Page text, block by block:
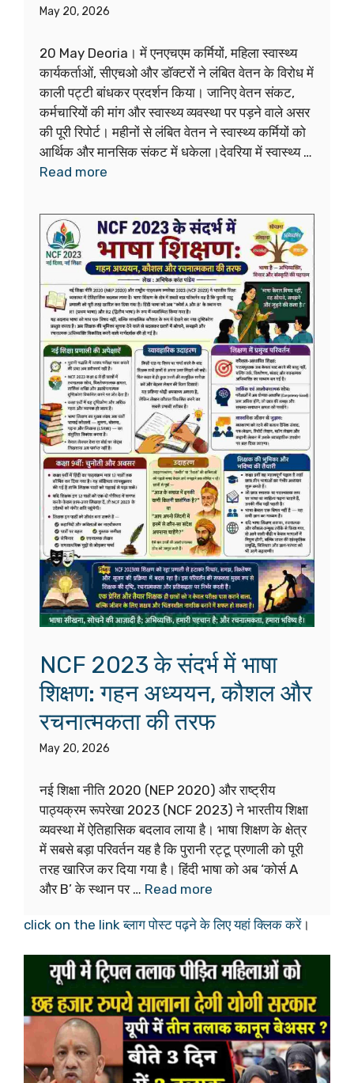
May 20, 2026
20 May Deoria। में एनएचएम कर्मियों, महिला स्वास्थ्य
कार्यकर्ताओं, सीएचओ और डॉक्टरों ने लंबित वेतन के विरोध में
काली पट्टी बांधकर प्रदर्शन किया। जानिए वेतन संकट,
कर्मचारियों की मांग और स्वास्थ्य व्यवस्था पर पड़ने वाले असर
की पूरी रिपोर्ट। महीनों से लंबित वेतन ने स्वास्थ्य कर्मियों को
आर्थिक और मानसिक संकट में धकेला।देवरिया में स्वास्थ्य …
Read more
NCF 2023 के संदर्भ में भाषा
शिक्षण: गहन अध्ययन, कौशल और
रचनात्मकता की तरफ
May 20, 2026
नई शिक्षा नीति 2020 (NEP 2020) और राष्ट्रीय
पाठ्यक्रम रूपरेखा 2023 (NCF 2023) ने भारतीय शिक्षा
व्यवस्था में ऐतिहासिक बदलाव लाया है। भाषा शिक्षण के क्षेत्र
में सबसे बड़ा परिवर्तन यह है कि पुरानी रट्टू प्रणाली को पूरी
तरह खारिज कर दिया गया है। हिंदी भाषा को अब ‘कोर्स A
और B’ के स्थान पर … Read more
click on the link ब्लाग पोस्ट पढ़ने के लिए यहां क्लिक करें।